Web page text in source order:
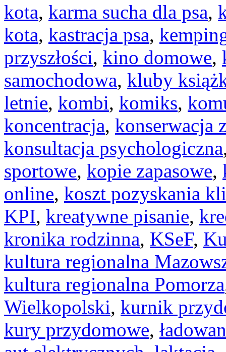
kota, karma sucha dla psa,
kota, kastracja psa,
przyszłości, kino domowe,
samochodowa, kluby
letnie, kombi, komiks,
koncentracja, konserwacja
konsultacja psychologiczna
sportowe, kopie zapasowe,
online, koszt pozyskania
KPI, kreatywne pisanie,
kronika rodzinna, KSeF,
kultura regionalna
kultura regionalna Pomorza
Wielkopolski, kurnik
kury przydomowe,